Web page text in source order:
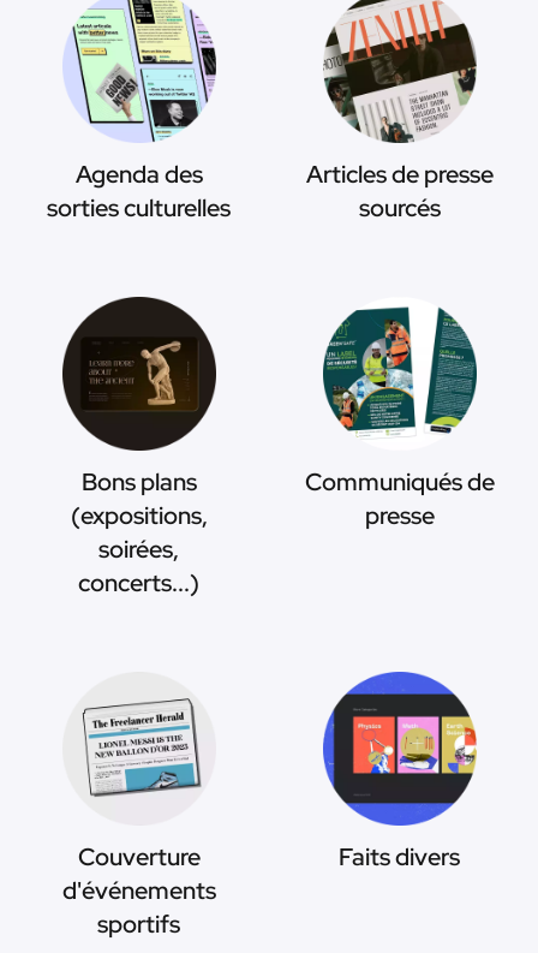
Agenda des
sorties culturelles
Articles de presse
sourcés
Bons plans
(expositions,
soirées,
concerts...)
Communiqués de
presse
Couverture
d'événements
sportifs
Faits divers